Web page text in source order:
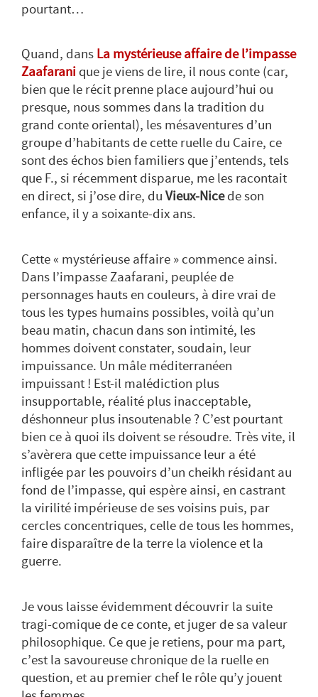
pourtant…
Quand, dans La mystérieuse affaire de l’impasse
Zaafarani que je viens de lire, il nous conte (car,
bien que le récit prenne place aujourd’hui ou
presque, nous sommes dans la tradition du
grand conte oriental), les mésaventures d’un
groupe d’habitants de cette ruelle du Caire, ce
sont des échos bien familiers que j’entends, tels
que F., si récemment disparue, me les racontait
en direct, si j’ose dire, du Vieux-Nicede son
enfance, il y a soixante-dix ans.
Cette « mystérieuse affaire » commence ainsi.
Dans l’impasse Zaafarani, peuplée de
personnages hauts en couleurs, à dire vrai de
tous les types humains possibles, voilà qu’un
beau matin, chacun dans son intimité, les
hommes doivent constater, soudain, leur
impuissance. Un mâle méditerranéen
impuissant ! Est-il malédiction plus
insupportable, réalité plus inacceptable,
déshonneur plus insoutenable ? C’est pourtant
bien ce à quoi ils doivent se résoudre. Très vite, il
s’avèrera que cette impuissance leur a été
infligée par les pouvoirs d’un cheikh résidant au
fond de l’impasse, qui espère ainsi, en castrant
la virilité impérieuse de ses voisins puis, par
cercles concentriques, celle de tous les hommes,
faire disparaître de la terre la violence et la
guerre.
Je vous laisse évidemment découvrir la suite
tragi-comique de ce conte, et juger de sa valeur
philosophique. Ce que je retiens, pour ma part,
c’est la savoureuse chronique de la ruelle en
question, et au premier chef le rôle qu’y jouent